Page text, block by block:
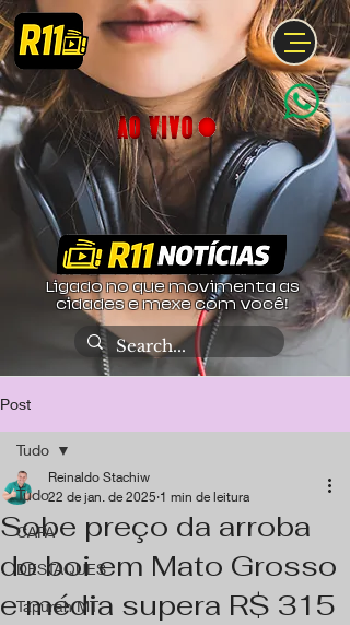
Ligado no que movimenta as
cidades e mexe com você!
Post
Tudo
CAPA
DESTAQUES
Tapurah MT
Tudo
Sobe preço da arroba
do boi em Mato Grosso
e média supera R$ 315
Reinaldo Stachiw
22 de jan. de 2025 1 min de leitura